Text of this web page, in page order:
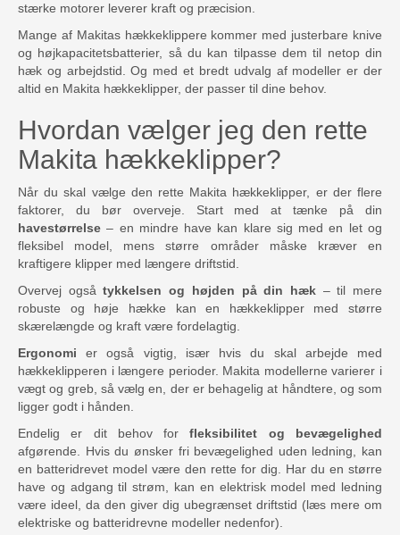
stærke motorer leverer kraft og præcision.
Mange af Makitas hækkeklippere kommer med justerbare knive
og højkapacitetsbatterier, så du kan tilpasse dem til netop din
hæk og arbejdstid. Og med et bredt udvalg af modeller er der
altid en Makita hækkeklipper, der passer til dine behov.
Hvordan vælger jeg den rette
Makita hækkeklipper?
Når du skal vælge den rette Makita hækkeklipper, er der flere
faktorer, du bør overveje. Start med at tænke på din
havestørrelse – en mindre have kan klare sig med en let og
fleksibel model, mens større områder måske kræver en
kraftigere klipper med længere driftstid.
Overvej ogsåtykkelsen og højden på din hæk– til mere
robuste og høje hække kan en hækkeklipper med større
skærelængde og kraft være fordelagtig.
Ergonomi er også vigtig, især hvis du skal arbejde med
hækkeklipperen i længere perioder. Makita modellerne varierer i
vægt og greb, så vælg en, der er behagelig at håndtere, og som
ligger godt i hånden.
Endelig er dit behov forfleksibilitet og bevægelighed
afgørende. Hvis du ønsker fri bevægelighed uden ledning, kan
en batteridrevet model være den rette for dig. Har du en større
have og adgang til strøm, kan en elektrisk model med ledning
være ideel, da den giver dig ubegrænset driftstid (læs mere om
elektriske og batteridrevne modeller nedenfor).